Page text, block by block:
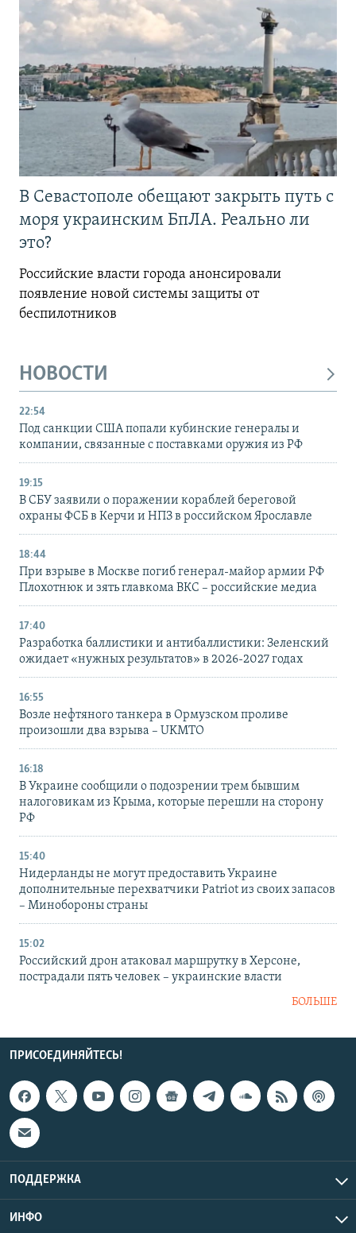
В Севастополе обещают закрыть путь с
моря украинским БпЛА. Реально ли
это?
Российские власти города анонсировали
появление новой системы защиты от
беспилотников
НОВОСТИ
22:54
Под санкции США попали кубинские генералы и
компании, связанные с поставками оружия из РФ
19:15
В СБУ заявили о поражении кораблей береговой
охраны ФСБ в Керчи и НПЗ в российском Ярославле
18:44
При взрыве в Москве погиб генерал-майор армии РФ
Плохотнюк и зять главкома ВКС – российские медиа
17:40
Разработка баллистики и антибаллистики: Зеленский
ожидает «нужных результатов» в 2026-2027 годах
16:55
Возле нефтяного танкера в Ормузском проливе
произошли два взрыва – UKMTO
16:18
В Украине сообщили о подозрении трем бывшим
налоговикам из Крыма, которые перешли на сторону
РФ
15:40
Нидерланды не могут предоставить Украине
дополнительные перехватчики Patriot из своих запасов
– Минобороны страны
15:02
Российский дрон атаковал маршрутку в Херсоне,
пострадали пять человек – украинские власти
БОЛЬШЕ
ПРИСОЕДИНЯЙТЕСЬ!
ПОДДЕРЖКА
ИНФО